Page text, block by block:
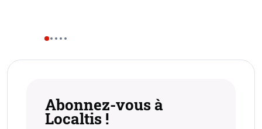
Abonnez-vous à
Localtis !